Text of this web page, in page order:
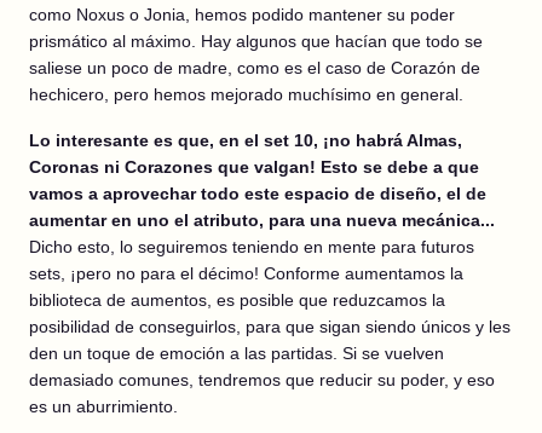
como Noxus o Jonia, hemos podido mantener su poder
prismático al máximo. Hay algunos que hacían que todo se
saliese un poco de madre, como es el caso de Corazón de
hechicero, pero hemos mejorado muchísimo en general.
Lo interesante es que, en el set 10, ¡no habrá Almas,
Coronas ni Corazones que valgan! Esto se debe a que
vamos a aprovechar todo este espacio de diseño, el de
aumentar en uno el atributo, para una nueva mecánica...
Dicho esto, lo seguiremos teniendo en mente para futuros
sets, ¡pero no para el décimo! Conforme aumentamos la
biblioteca de aumentos, es posible que reduzcamos la
posibilidad de conseguirlos, para que sigan siendo únicos y les
den un toque de emoción a las partidas. Si se vuelven
demasiado comunes, tendremos que reducir su poder, y eso
es un aburrimiento.